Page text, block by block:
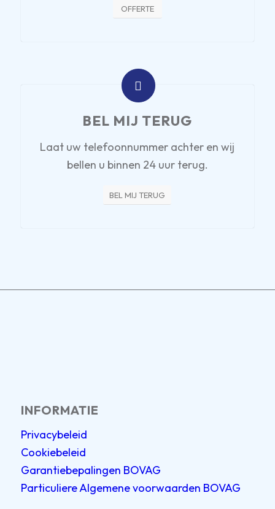
OFFERTE
BEL MIJ TERUG
Laat uw telefoonnummer achter en wij
bellen u binnen 24 uur terug.
BEL MIJ TERUG
INFORMATIE
Privacybeleid
Cookiebeleid
Garantiebepalingen BOVAG
Particuliere Algemene voorwaarden BOVAG